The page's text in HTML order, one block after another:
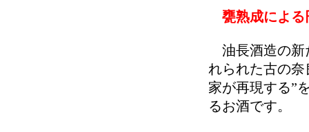
甕熟成による
油長酒造の新
れられた古の
家が再現する”
るお酒です。